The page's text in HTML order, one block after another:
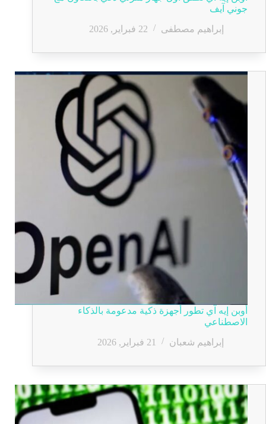
جوني آيف
إبراهيم مصطفى
22 فبراير, 2026
أوبن إيه آي تطور أجهزة ذكية مدعومة بالذكاء
الاصطناعي
إبراهيم شعبان
21 فبراير, 2026